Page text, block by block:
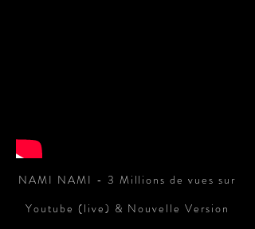
NAMI NAMI - 3 Millions de vues sur
Youtube (live) & Nouvelle Version